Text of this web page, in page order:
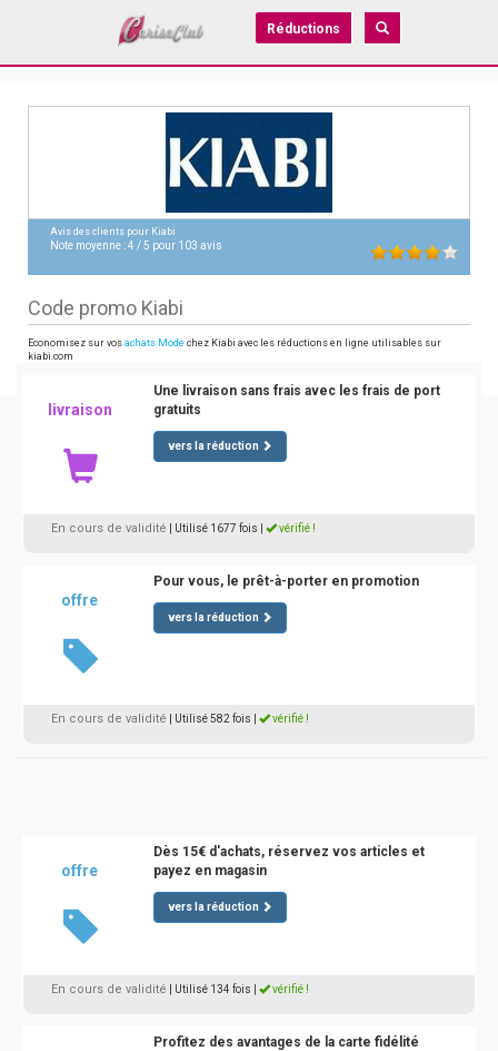
Réductions
Avis des clients pour Kiabi
Note moyenne :4 /5 pour 103 avis
Code promo Kiabi
Economisez sur vos achats Mode chez Kiabi avec les réductions en ligne utilisables sur
kiabi.com
livraison
Une livraison sans frais avec les frais de port
gratuits
vers la réduction
En cours de validité | Utilisé 1677 fois vérifié !
offre
Pour vous, le prêt-à-porter en promotion
vers la réduction
En cours de validité | Utilisé 582 fois vérifié !
offre
Dès 15€ d'achats, réservez vos articles et
payez en magasin
vers la réduction
En cours de validité | Utilisé 134 fois vérifié !
Profitez des avantages de la carte fidélité